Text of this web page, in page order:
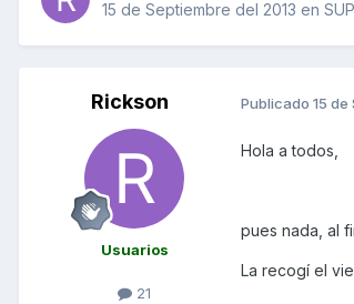
15 de Septiembre del 2013 en
Rickson
Usuarios
21
Publicado 15 de
Hola a todos,
pues nada, al
La recogí el